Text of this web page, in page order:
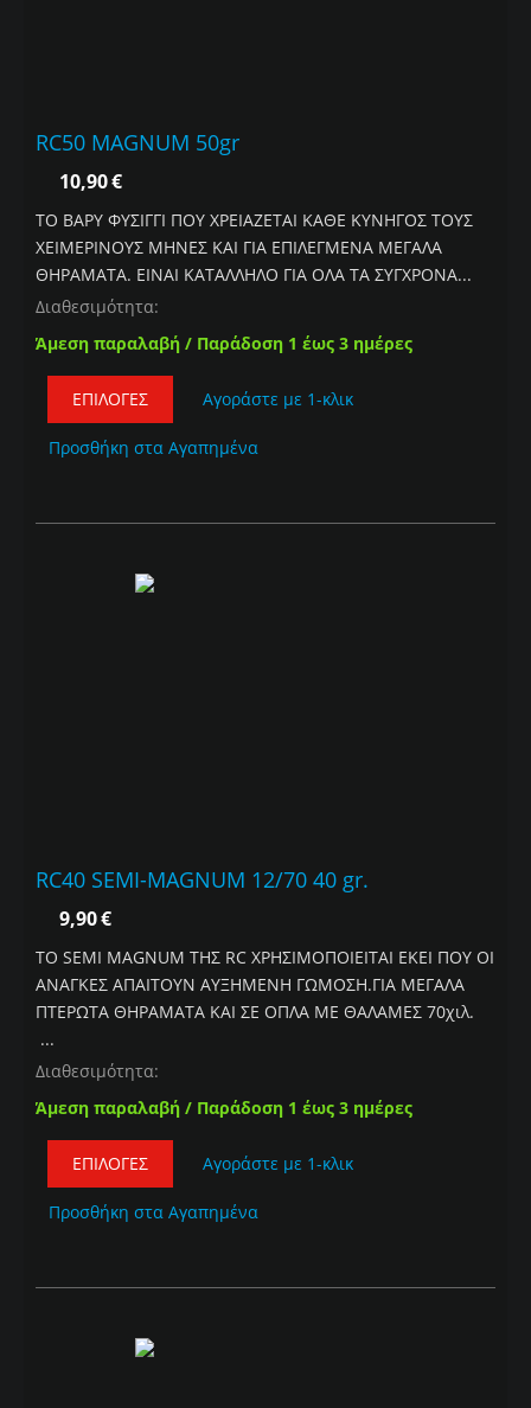
RC50 MAGNUM 50gr
10,90€
ΤΟ ΒΑΡΥ ΦΥΣΙΓΓΙ ΠΟΥ ΧΡΕΙΑΖΕΤΑΙ ΚΑΘΕ ΚΥΝΗΓΟΣ ΤΟΥΣ
ΧΕΙΜΕΡΙΝΟΥΣ ΜΗΝΕΣ ΚΑΙ ΓΙΑ ΕΠΙΛΕΓΜΕΝΑ ΜΕΓΑΛΑ
ΘΗΡΑΜΑΤΑ. ΕΙΝΑΙ ΚΑΤΑΛΛΗΛΟ ΓΙΑ ΟΛΑ ΤΑ ΣΥΓΧΡΟΝΑ...
Διαθεσιμότητα:
Άμεση παραλαβή / Παράδοση 1 έως 3 ημέρες
ΕΠΙΛΟΓΈΣ Αγοράστε με 1-κλικ
Προσθήκη στα Αγαπημένα
RC40 SEMI-MAGNUM 12/70 40 gr.
9,90€
ΤΟ SEMI MAGNUM THΣ RC ΧΡΗΣΙΜΟΠΟΙΕΙΤΑΙ ΕΚΕΙ ΠΟΥ ΟΙ
ΑΝΑΓΚΕΣ ΑΠΑΙΤΟΥΝ ΑΥΞΗΜΕΝΗ ΓΩΜΟΣΗ.ΓΙΑ ΜΕΓΑΛΑ
ΠΤΕΡΩΤΑ ΘΗΡΑΜΑΤΑ ΚΑΙ ΣΕ ΟΠΛΑ ΜΕ ΘΑΛΑΜΕΣ 70χιλ.
...
Διαθεσιμότητα:
Άμεση παραλαβή / Παράδοση 1 έως 3 ημέρες
ΕΠΙΛΟΓΈΣ Αγοράστε με 1-κλικ
Προσθήκη στα Αγαπημένα